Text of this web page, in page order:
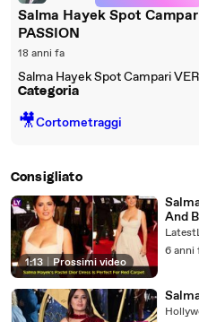
Salma Hayek Spot
PASSION
18 anni fa
Salma Hayek Spot Campari
Categoria
🎥Cortometraggi
Consigliato
1:13 | Prossimi video
And
6 anni